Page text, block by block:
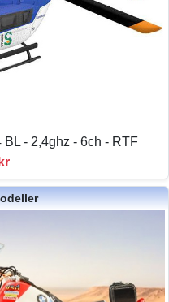
- 2,4ghz - 6ch - RTF